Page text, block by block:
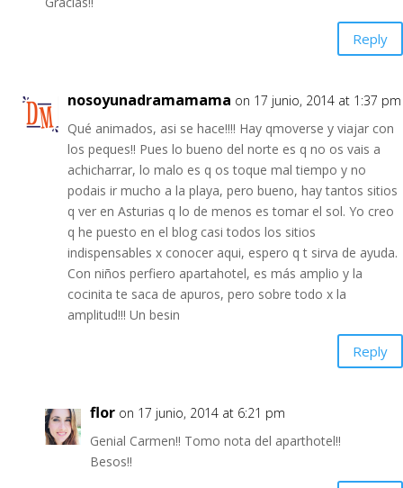
Reply
nosoyunadramamama on 17 junio, 2014 at 1:37 pm
Qué animados, asi se hace!!!! Hay qmoverse y viajar con
los peques!! Pues lo bueno del norte es q no os vais a
achicharrar, lo malo es q os toque mal tiempo y no
podais ir mucho a la playa, pero bueno, hay tantos sitios
q ver en Asturias q lo de menos es tomar el sol. Yo creo
q he puesto en el blog casi todos los sitios
indispensables x conocer aqui, espero q t sirva de ayuda.
Con niños perfiero apartahotel, es más amplio y la
cocinita te saca de apuros, pero sobre todo x la
amplitud!!! Un besin
Reply
flor on 17 junio, 2014 at 6:21 pm
Genial Carmen!! Tomo nota del aparthotel!!
Besos!!